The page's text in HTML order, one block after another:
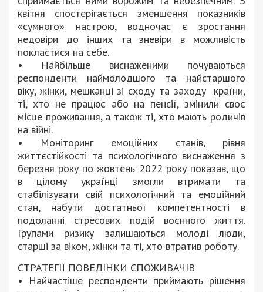
квітня спостерігається зменшення показників
«сумного» настрою, водночас є зростання
недовіри до інших та зневіри в можливість
покластися на себе.
• Найбільше виснаженими почуваються
респонденти наймолодшого та найстаршого
віку, жінки, мешканці зі сходу та заходу країни,
ті, хто не працює або на пенсії, змінили своє
місце проживання, а також ті, хто мають родичів
на війні.
• Моніторинг емоційних станів, рівня
життєстійкості та психологічного виснаження з
березня року по жовтень 2022 року показав, що
в цілому українці змогли втримати та
стабілізувати свій психологічний та емоційний
стан, набути достатньої компетентності в
подоланні стресових подій воєнного життя.
Групами ризику залишаються молоді люди,
старші за віком, жінки та ті, хто втратив роботу.
СТРАТЕГІЇ ПОВЕДІНКИ СПОЖИВАЧІВ
• Найчастіше респонденти приймають рішення